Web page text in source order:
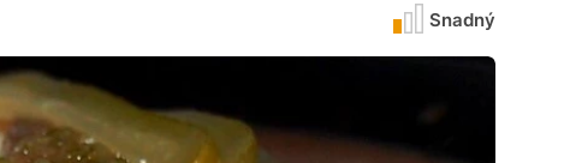
Snadný